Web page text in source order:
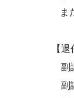
ま
【退
副
副